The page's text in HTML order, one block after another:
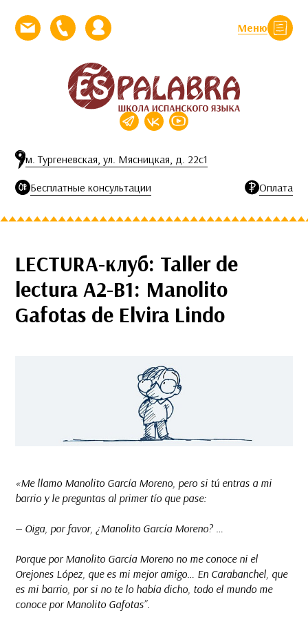
Меню
Закрыть
Напишите нам письмо
Позвоните намЛичный кабинет
м. Тургеневская, ул. Мясницкая, д. 22с1
Бесплатные консультации Оплата
LECTURA-клуб: Taller de
lectura A2-B1: Manolito
Gafotas de Elvira Lindo
«Me llamo Manolito García Moreno, pero si tú entras a mi
barrio y le preguntas al primer tío que pase:
— Oiga, por favor, ¿Manolito García Moreno? …
Porque por Manolito García Moreno no me conoce ni el
Orejones López, que es mi mejor amigo… En Carabanchel, que
es mi barrio, por si no te lo había dicho, todo el mundo me
conoce por Manolito Gafotas”.